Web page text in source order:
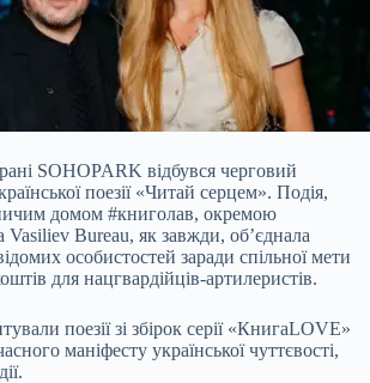
SOHOPARK відбувся черговий
поезії «Читай серцем». Подія,
домом #книголав, окремою
Bureau, як завжди, об’єднала
особистостей заради спільної мети
для нацгвардійців-артилеристів.
поезії зі збірок серії «КнигаLOVE»
маніфесту української чуттєвості,